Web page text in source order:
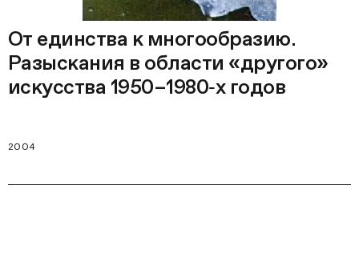
От единства к многообразию.
Разыскания в области «другого»
искусства 1950–1980‑х годов
2004